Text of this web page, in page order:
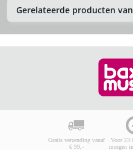
Gerelateerde producten
Gratis verzending vanaf
€ 99,-
Voor
morgen